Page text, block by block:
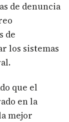
de denuncia
de
los sistemas
que el
en la
mejor